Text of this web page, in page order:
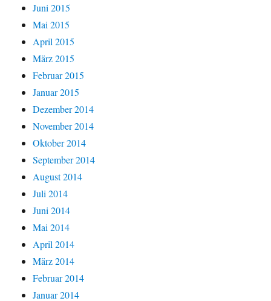
Juni 2015
Mai 2015
April 2015
März 2015
Februar 2015
Januar 2015
Dezember 2014
November 2014
Oktober 2014
September 2014
August 2014
Juli 2014
Juni 2014
Mai 2014
April 2014
März 2014
Februar 2014
Januar 2014